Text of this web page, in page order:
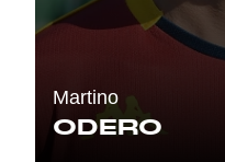
Martino
ODERO